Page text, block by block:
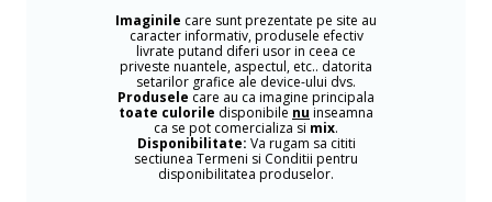
Imaginile care sunt prezentate pe site au
caracter informativ, produsele efectiv
livrate putand diferi usor in ceea ce
priveste nuantele, aspectul, etc.. datorita
setarilor grafice ale device-ului dvs.
Produsele care au ca imagine principala
toate culorile disponibile nu inseamna
ca se pot comercializa si mix.
Disponibilitate: Va rugam sa cititi
sectiunea Termeni si Conditii pentru
disponibilitatea produselor.